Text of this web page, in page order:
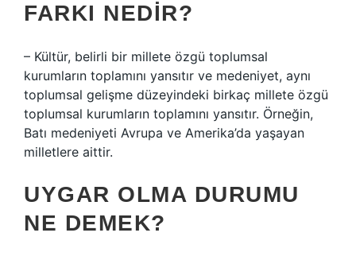
FARKI NEDIR?
– Kültür, belirli bir millete özgü toplumsal
kurumların toplamını yansıtır ve medeniyet, aynı
toplumsal gelişme düzeyindeki birkaç millete özgü
toplumsal kurumların toplamını yansıtır. Örneğin,
Batı medeniyeti Avrupa ve Amerika’da yaşayan
milletlere aittir.
UYGAR OLMA DURUMU
NE DEMEK?